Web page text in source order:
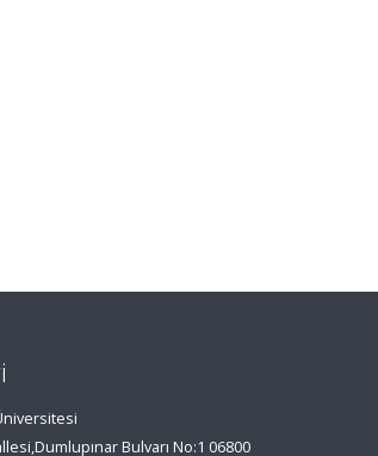
Bulvarı No:1 06800